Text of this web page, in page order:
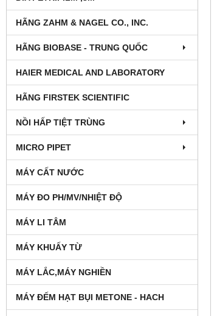
HÃNG ZAHM & NAGEL CO., INC.
HÃNG BIOBASE - TRUNG QUỐC
HAIER MEDICAL AND LABORATORY
HÃNG FIRSTEK SCIENTIFIC
NỒI HẤP TIỆT TRÙNG
MICRO PIPET
MÁY CẤT NƯỚC
MÁY ĐO PH/MV/NHIỆT ĐỘ
MÁY LI TÂM
MÁY KHUẤY TỪ
MÁY LẮC,MÁY NGHIỀN
MÁY ĐẾM HẠT BỤI METONE - HACH